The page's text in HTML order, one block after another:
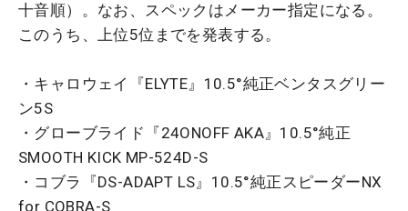
十音順）。なお、スペックはメーカー指定になる。
このうち、上位5位までを発表する。
・キャロウェイ『ELYTE』10.5°純正ベンタスグリー
ン5S
・グローブライド『24ONOFF AKA』10.5°純正
SMOOTH KICK MP-524D-S
・コブラ『DS-ADAPT LS』10.5°純正スピーダーNX
for COBRA-S